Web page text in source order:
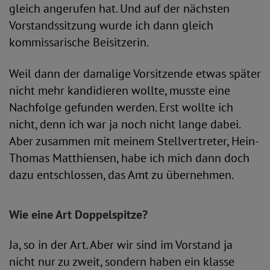
gleich angerufen hat. Und auf der nächsten
Vorstandssitzung wurde ich dann gleich
kommissarische Beisitzerin.
Weil dann der damalige Vorsitzende etwas später
nicht mehr kandidieren wollte, musste eine
Nachfolge gefunden werden. Erst wollte ich
nicht, denn ich war ja noch nicht lange dabei.
Aber zusammen mit meinem Stellvertreter, Hein-
Thomas Matthiensen, habe ich mich dann doch
dazu entschlossen, das Amt zu übernehmen.
Wie eine Art Doppelspitze?
Ja, so in der Art. Aber wir sind im Vorstand ja
nicht nur zu zweit, sondern haben ein klasse